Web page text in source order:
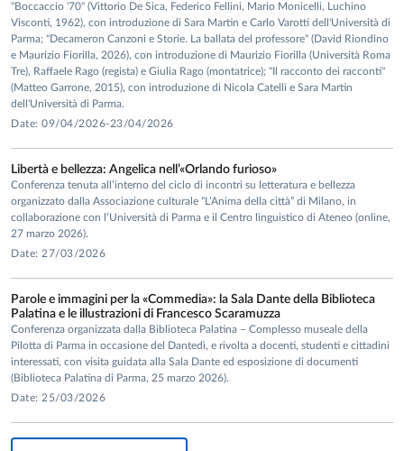
"Boccaccio '70" (Vittorio De Sica, Federico Fellini, Mario Monicelli, Luchino
Visconti, 1962), con introduzione di Sara Martin e Carlo Varotti dell'Università di
Parma; "Decameron Canzoni e Storie. La ballata del professore" (David Riondino
e Maurizio Fiorilla, 2026), con introduzione di Maurizio Fiorilla (Università Roma
Tre), Raffaele Rago (regista) e Giulia Rago (montatrice); "Il racconto dei racconti"
(Matteo Garrone, 2015), con introduzione di Nicola Catelli e Sara Martin
dell'Università di Parma.
Date: 09/04/2026-23/04/2026
Libertà e bellezza: Angelica nell’«Orlando furioso»
Conferenza tenuta all’interno del ciclo di incontri su letteratura e bellezza
organizzato dalla Associazione culturale “L’Anima della città” di Milano, in
collaborazione con l’Università di Parma e il Centro linguistico di Ateneo (online,
27 marzo 2026).
Date: 27/03/2026
Parole e immagini per la «Commedia»: la Sala Dante della Biblioteca
Palatina e le illustrazioni di Francesco Scaramuzza
Conferenza organizzata dalla Biblioteca Palatina – Complesso museale della
Pilotta di Parma in occasione del Dantedì, e rivolta a docenti, studenti e cittadini
interessati, con visita guidata alla Sala Dante ed esposizione di documenti
(Biblioteca Palatina di Parma, 25 marzo 2026).
Date: 25/03/2026